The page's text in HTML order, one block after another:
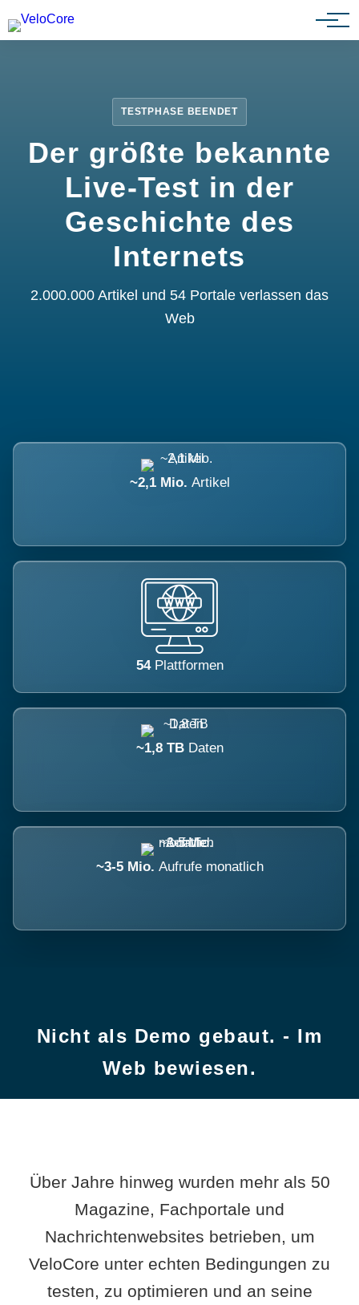
Partnerprogramm
TESTPHASE BEENDET
Der größte bekannte
Live-Test in der
Geschichte des
Internets
2.000.000 Artikel und 54 Portale verlassen das
Web
~2,1 Mio. Artikel
54 Plattformen
~1,8 TB Daten
~3-5 Mio. Aufrufe monatlich
Nicht als Demo gebaut. - Im
Web bewiesen.
Über Jahre hinweg wurden mehr als 50
Magazine, Fachportale und
Nachrichtenwebsites betrieben, um
VeloCore unter echten Bedingungen zu
testen, zu optimieren und an seine